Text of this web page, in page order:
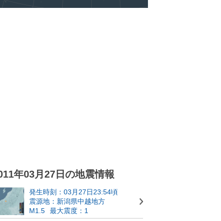
年03月27日の地震情報
発生時刻：03月27日23:54頃
震源地：新潟県中越地方
M1.5
最大震度：1